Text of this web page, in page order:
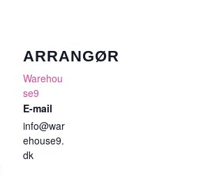
ARRANGØR
Warehou
se9
E-mail
info@war
ehouse9.
dk